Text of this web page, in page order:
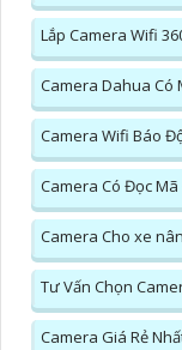
Lắp Camera Wifi
Camera Dahua Có
Camera Wifi Báo
Camera Có Đọc Mã
Camera Cho xe
Tư Vấn Chọn
Camera Giá Rẻ